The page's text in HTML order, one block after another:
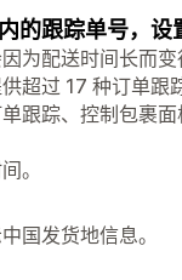
的跟踪单号，设
为配送时间长而
超过 17 种订单跟
跟踪、控制包裹
。
国发货地信息。